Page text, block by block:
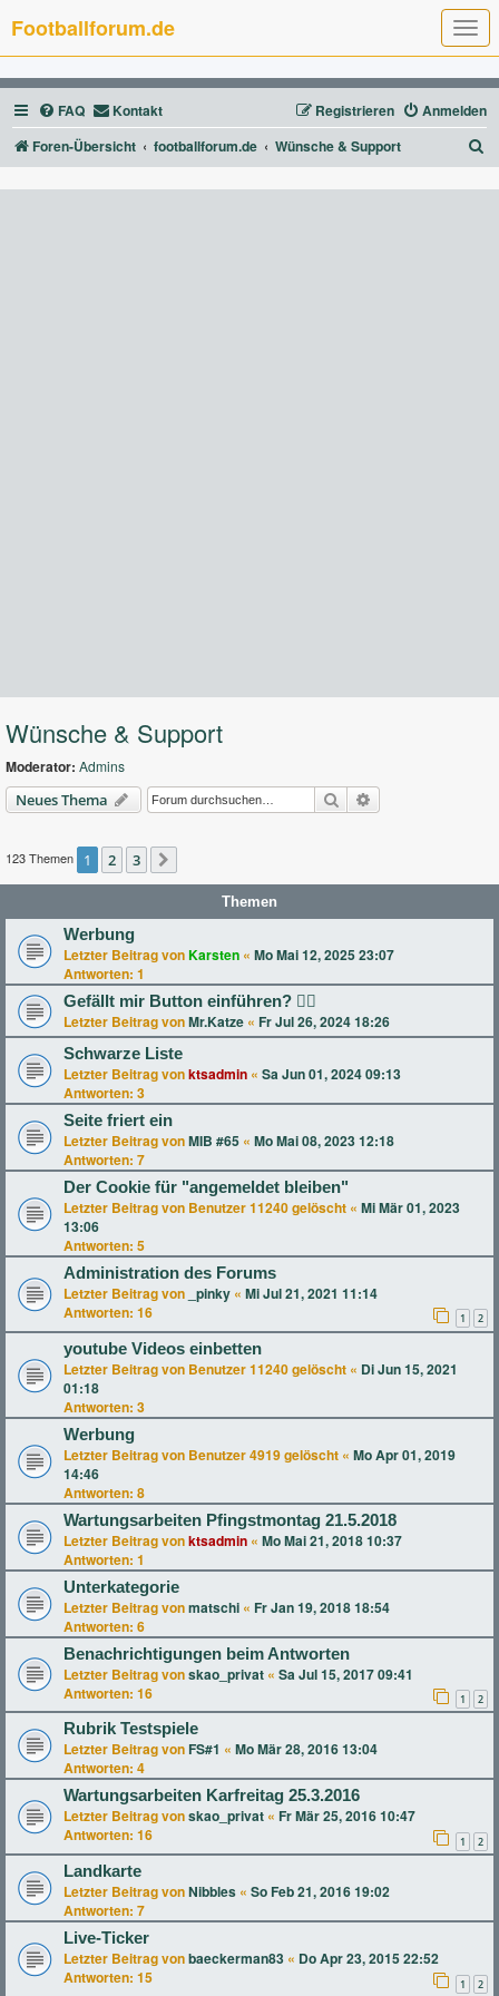
T
o
g
g
l
e
n
a
g
Footballforum.de
FAQ Kontakt Anmelden
Registrieren
Foren-Übersicht
footballforum.de Wünsche & Support
u
Wünsche & Support
Moderator: Admins
Neues Thema Suche
123 Themen 1 2 3
Themen
Werbung
Letzter Beitrag vonKarsten « Mo Mai 12, 2025 23:07
Antworten: 1
Gefällt mir Button einführen? 👍🏻
Letzter Beitrag vonMr.Katze « Fr Jul 26, 2024 18:26
Schwarze Liste
Letzter Beitrag vonktsadmin « Sa Jun 01, 2024 09:13
Antworten: 3
Seite friert ein
Letzter Beitrag vonMIB #65 « Mo Mai 08, 2023 12:18
Antworten: 7
Der Cookie für "angemeldet bleiben"
Letzter Beitrag von Benutzer 11240 gelöscht « Mi Mär 01, 2023
13:06
Antworten: 5
Administration des Forums
Letzter Beitrag von _pinky « Mi Jul 21, 2021 11:14
Antworten: 16 1 2
youtube Videos einbetten
Letzter Beitrag von Benutzer 11240 gelöscht « Di Jun 15, 2021
01:18
Antworten: 3
Werbung
Letzter Beitrag von Benutzer 4919 gelöscht « Mo Apr 01, 2019
14:46
Antworten: 8
Wartungsarbeiten Pfingstmontag 21.5.2018
Letzter Beitrag vonktsadmin « Mo Mai 21, 2018 10:37
Antworten: 1
Unterkategorie
Letzter Beitrag vonmatschi « Fr Jan 19, 2018 18:54
Antworten: 6
Benachrichtigungen beim Antworten
Letzter Beitrag vonskao_privat « Sa Jul 15, 2017 09:41
Antworten: 16 1 2
Rubrik Testspiele
Letzter Beitrag von FS#1 « Mo Mär 28, 2016 13:04
Antworten: 4
Wartungsarbeiten Karfreitag 25.3.2016
Letzter Beitrag vonskao_privat « Fr Mär 25, 2016 10:47
Antworten: 16 1 2
Landkarte
Letzter Beitrag vonNibbles « So Feb 21, 2016 19:02
Antworten: 7
Live-Ticker
Letzter Beitrag vonbaeckerman83 « Do Apr 23, 2015 22:52
Antworten: 15 1 2